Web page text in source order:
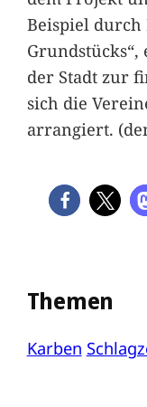
Beispiel durch
der Stadt zur
sich die
arrangiert.
Themen
Karben